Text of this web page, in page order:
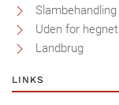
Slambehandling
Uden for hegnet
Landbrug
LINKS